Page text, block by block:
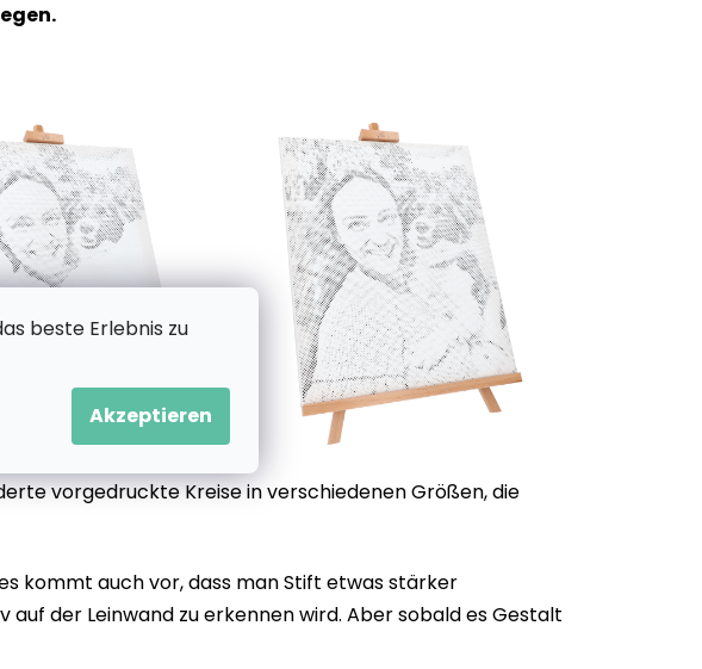
beste Erlebnis zu
Akzeptieren
vorgedruckte Kreise in verschiedenen Größen, die
kommt auch vor, dass man Stift etwas stärker
auf der Leinwand zu erkennen wird. Aber sobald es Gestalt